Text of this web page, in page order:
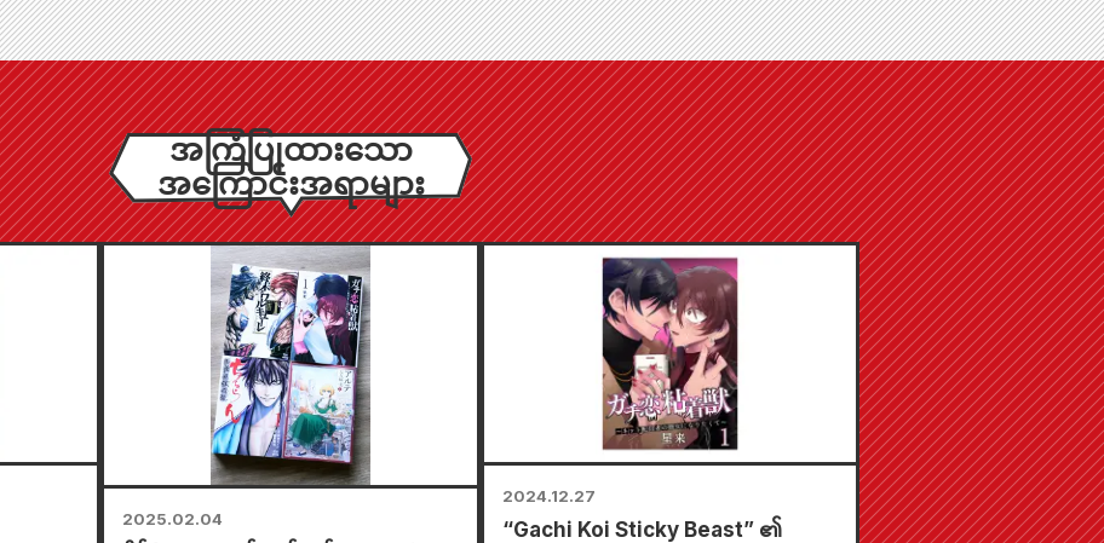
အကြံပြုထားသော
အကြောင်းအရာများ
2025.02.04
2024.12.27
“Gachi Koi Sticky Beast” ၏